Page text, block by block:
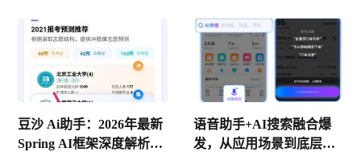
豆沙 Ai助手：2026年最新
Spring AI框架深度解析，
语音助手+AI搜索融合爆
发，从应用场景到底层原